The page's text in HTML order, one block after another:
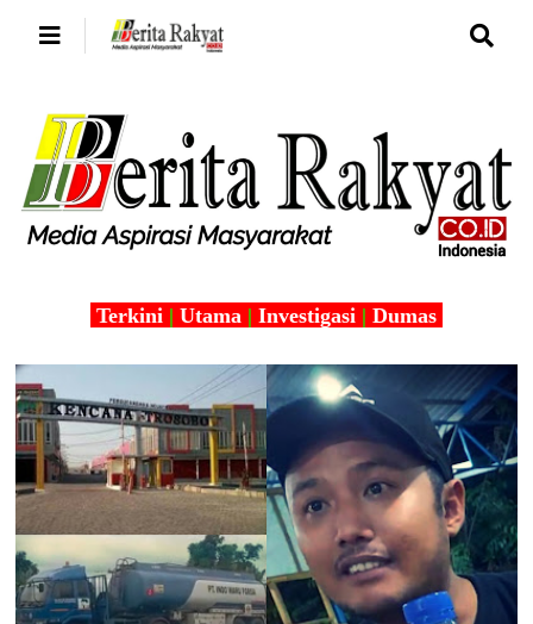
Terkini | Utama | Investigasi | Dumas